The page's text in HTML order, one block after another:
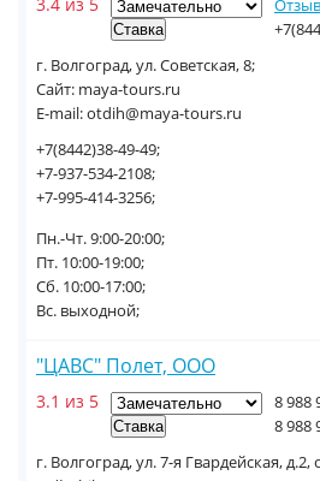
г. Волгоград, ул. Советская, 8;
Сайт: maya-tours.ru
E-mail: otdih@maya-tours.ru
+7(8442)38-49-49;
+7-937-534-2108;
+7-995-414-3256;
Пн.-Чт. 9:00-20:00;
Пт. 10:00-19:00;
Сб. 10:00-17:00;
Вс. выходной;
"ЦАВС" Полет, ООО
3.1 из 5
г. Волгоград, ул. 7-я Гвардейская, д.2,
8 988
8 988